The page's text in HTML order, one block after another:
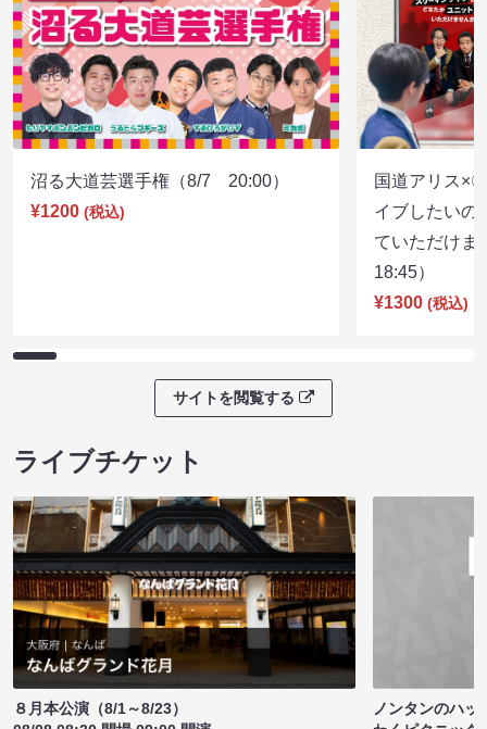
沼る大道芸選手権（8/7 20:00）
¥1200 (税込)
国道アリス×
イブしたいの
ていただけ
18:45）
¥1300 (税込)
サイトを閲覧する
ライブチケット
８月本公演（8/1～8/23）
ノンタンのハッ